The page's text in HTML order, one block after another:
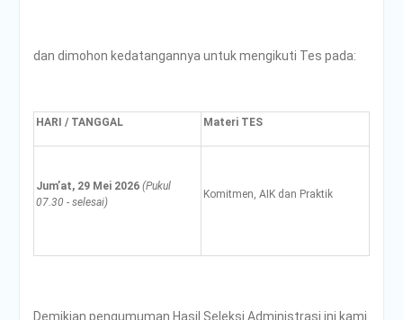
dan dimohon kedatangannya untuk mengikuti Tes pada:
HARI / TANGGAL Materi TES
Jum’at, 29 Mei 2026 (Pukul
07.30 - selesai)
Komitmen, AIK dan Praktik
Demikian pengumuman Hasil Seleksi Administrasi ini kami